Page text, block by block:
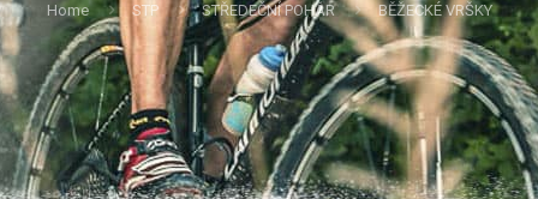
Home STP STŘEDEČNÍ POHÁR BĚŽECKÉ VRŠKY